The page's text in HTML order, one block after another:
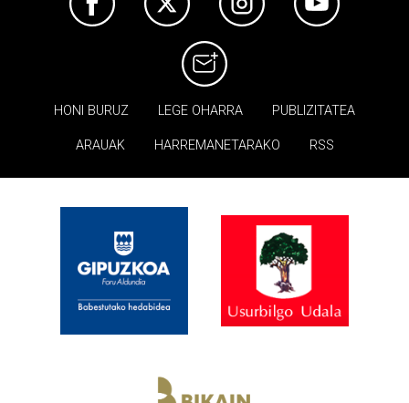
HONI BURUZ LEGE OHARRA PUBLIZITATEA
ARAUAK HARREMANETARAKO RSS